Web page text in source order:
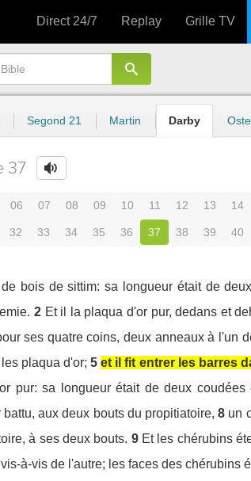
Direct 24/7 Replay Grille TV
Segond 21 Martin Darby
37
06 07 08 09 10 11 12 13 14
32 33 34 35 36 37 38 39 40
bois de sittim: sa longueur était de
2 Et il la plaqua d'or pur, dedans et
ses quatre coins, deux anneaux à l'un
plaqua d'or; 5 et il fit entrer les barres
pur: sa longueur était de deux
aux deux bouts du propitiatoire, 8 un
à ses deux bouts. 9 Et les chérubins
à-vis de l'autre; les faces des chérubins